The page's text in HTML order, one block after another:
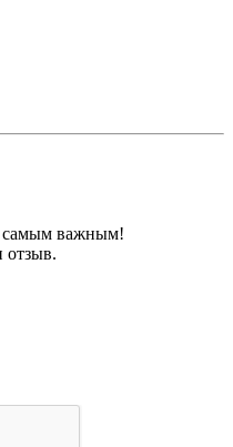
самым важным!
отзыв.